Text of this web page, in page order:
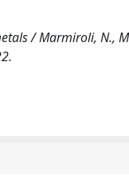
/ Marmiroli, N.,